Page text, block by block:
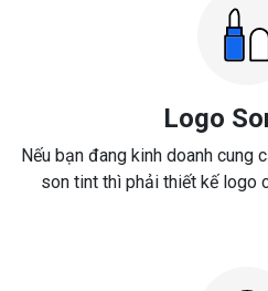
Logo
Nếu bạn đang kinh doanh cung
son tint thì phải thiết kế logo